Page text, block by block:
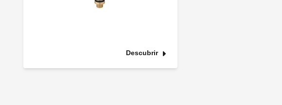
Descubrir